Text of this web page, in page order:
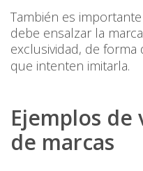
También es
debe ensalzar la
exclusividad, de
que intenten imitarla.
Ejemplos de
de marcas